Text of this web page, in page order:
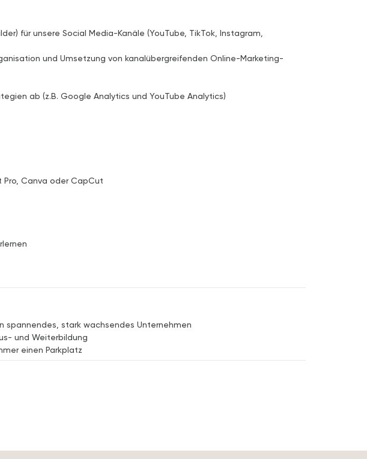
für unsere Social Media-Kanäle (YouTube, TikTok, Instagram,
und Umsetzung von kanalübergreifenden Online-Marketing-
ab (z.B. Google Analytics und YouTube Analytics)
Pro, Canva oder CapCut
spannendes, stark wachsendes Unternehmen
und Weiterbildung
einen Parkplatz